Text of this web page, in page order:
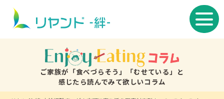
ご家族が「食べづらそう」「むせている」と
感じたら読んでみて欲しいコラム